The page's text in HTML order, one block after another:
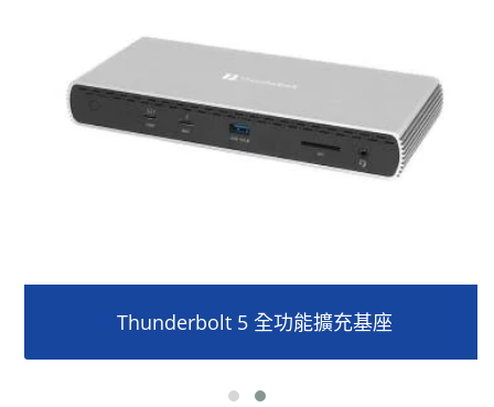
Thunderbolt 5 全功能擴充基座